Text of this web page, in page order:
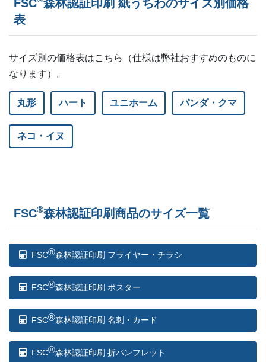
FSC 森林認証印刷 紙うちわのサイズ別価格
表
サイズ別の価格表はこちら（仕様は弊社おすすめのものに
なります）。
丸形 ハート ユニホーム パンダ・クマ
ネコ・イヌ
FSC®森林認証印刷商品のサイズ一覧
FSC®森林認証印刷 フライヤー・チラシ
FSC®森林認証印刷 ポスター
FSC®森林認証印刷 名刺・カード
FSC®森林認証印刷 折パンフレット